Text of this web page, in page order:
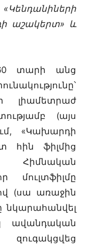
աշակերտ» և
60 տարի անց
լիամետրաժ
(այս
«Կախարդի
հին ֆիլմից
Հիմնական
մուլտֆիլմը
(սա առաջին
նկարահանվել
ավանդական